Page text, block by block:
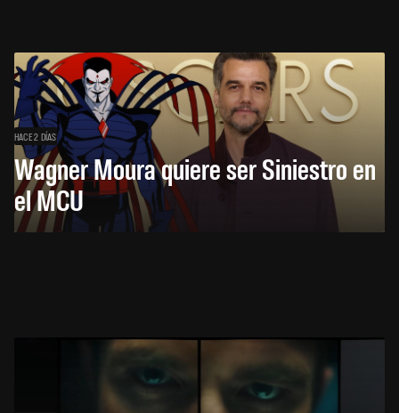
HACE 2 DÍAS
Wagner Moura quiere ser Siniestro en
el MCU